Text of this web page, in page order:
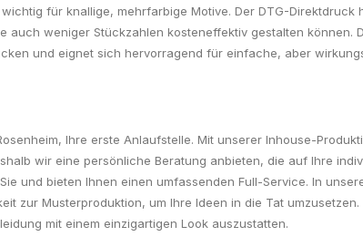
für knallige, mehrfarbige Motive. Der DTG-Direktdruck
weniger Stückzahlen kosteneffektiv gestalten können.
und eignet sich hervorragend für einfache, aber
Ihre erste Anlaufstelle. Mit unserer Inhouse-
wir eine persönliche Beratung anbieten, die auf Ihre
und bieten Ihnen einen umfassenden Full-Service. In
zur Musterproduktion, um Ihre Ideen in die Tat
mit einem einzigartigen Look auszustatten.